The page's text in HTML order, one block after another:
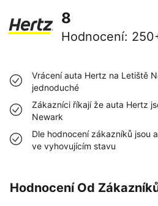
8
Hodnocení:
Vrácení auta Hertz na Letiště
jednoduché
Zákazníci říkají že auta Hertz
Newark
Dle hodnocení zákazníků jsou
ve vyhovujícím stavu
Hodnocení Od